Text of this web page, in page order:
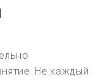
Не каждый